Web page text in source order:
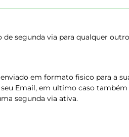
segunda via para qualquer
em formato fisico para a
Email, em ultimo caso também
segunda via ativa.